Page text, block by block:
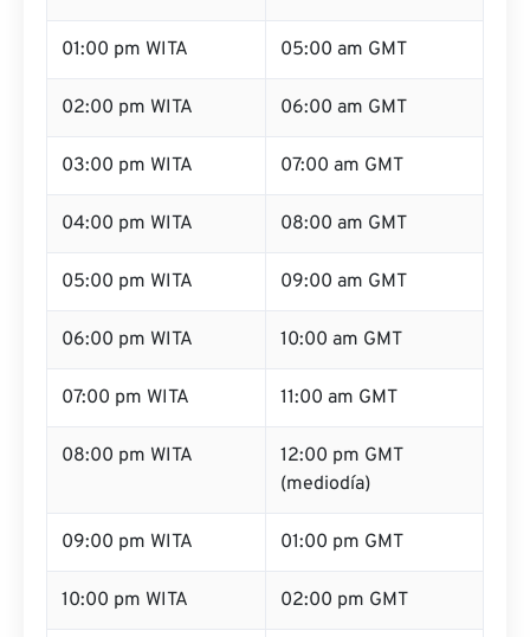
01:00 pm WITA 05:00 am GMT
02:00 pm WITA 06:00 am GMT
03:00 pm WITA 07:00 am GMT
04:00 pm WITA 08:00 am GMT
05:00 pm WITA 09:00 am GMT
06:00 pm WITA 10:00 am GMT
07:00 pm WITA 11:00 am GMT
08:00 pm WITA
12:00 pm GMT
(mediodía)
09:00 pm WITA 01:00 pm GMT
10:00 pm WITA 02:00 pm GMT